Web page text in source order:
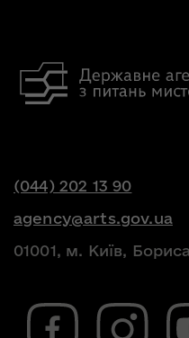
(044) 202 13 90
agency@arts.gov.ua
01001, м. Київ,